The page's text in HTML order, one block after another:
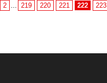
2 219 220 221 222 223